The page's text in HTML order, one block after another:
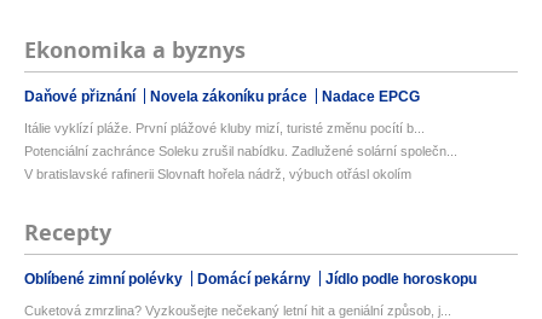
Ekonomika a byznys
Daňové přiznání Novela zákoníku práce Nadace EPCG
Itálie vyklízí pláže. První plážové kluby mizí, turisté změnu pocítí b...
Potenciální zachránce Soleku zrušil nabídku. Zadlužené solární společn...
V bratislavské rafinerii Slovnaft hořela nádrž, výbuch otřásl okolím
Recepty
Oblíbené zimní polévky Domácí pekárny Jídlo podle horoskopu
Cuketová zmrzlina? Vyzkoušejte nečekaný letní hit a geniální způsob, j...